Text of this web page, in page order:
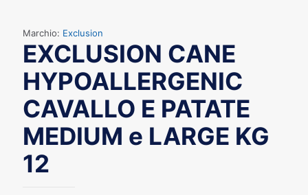
Marchio: Exclusion
EXCLUSION CANE
HYPOALLERGENIC
CAVALLO E PATATE
MEDIUM e LARGE KG
12